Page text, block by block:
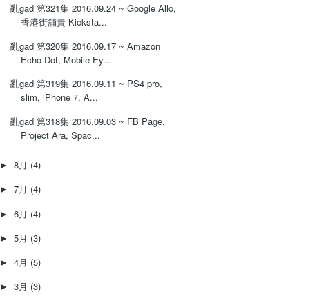
亂gad 第321集 2016.09.24 ~ Google Allo,
香港街舖賣 Kicksta...
亂gad 第320集 2016.09.17 ~ Amazon
Echo Dot, Mobile Ey...
亂gad 第319集 2016.09.11 ~ PS4 pro,
slim, iPhone 7, A...
亂gad 第318集 2016.09.03 ~ FB Page,
Project Ara, Spac...
► 8月 (4)
► 7月 (4)
► 6月 (4)
► 5月 (3)
► 4月 (5)
► 3月 (3)